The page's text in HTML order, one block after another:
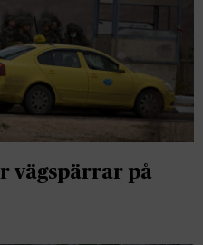
vägspärrar på